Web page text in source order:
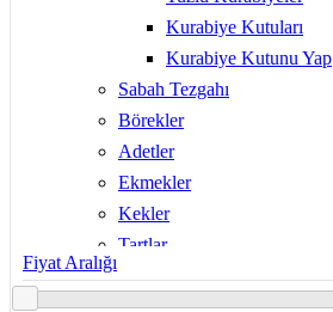
Kurabiye Kutuları
Kurabiye Kutunu Yap
Sabah Tezgahı
Börekler
Adetler
Ekmekler
Kekler
Tartlar
Paketli Atıştırmalıklar
Lezzet Kutuları
Fiyat Aralığı